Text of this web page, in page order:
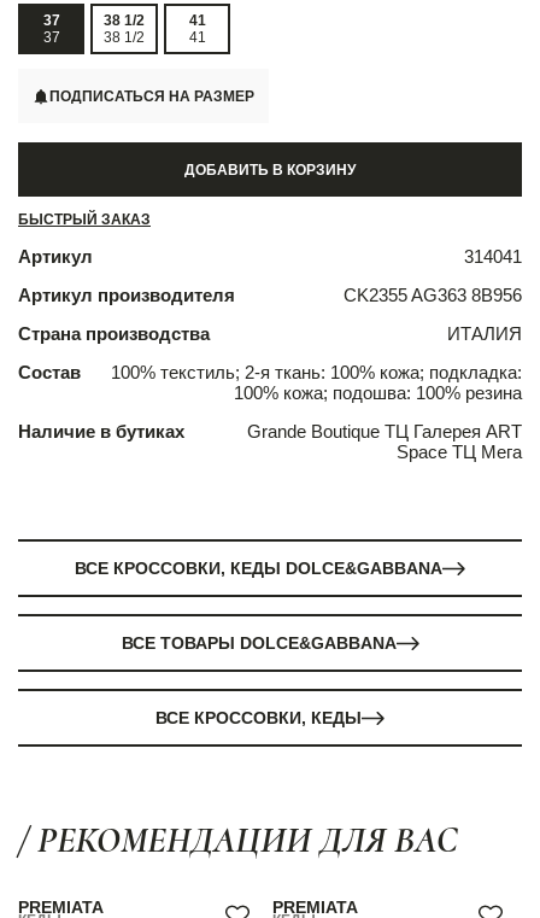
37
37
38 1/2
38 1/2
41
41
ПОДПИСАТЬСЯ НА РАЗМЕР
ДОБАВИТЬ В КОРЗИНУ
БЫСТРЫЙ ЗАКАЗ
Артикул
314041
Артикул производителя
CK2355 AG363 8B956
Страна производства
ИТАЛИЯ
Состав
100% текстиль; 2-я ткань: 100% кожа; подкладка:
100% кожа; подошва: 100% резина
Наличие в бутиках
Grande Boutique ТЦ Галерея ART
Space ТЦ Мега
ВСЕ КРОССОВКИ, КЕДЫ DOLCE&GABBANA
ВСЕ ТОВАРЫ DOLCE&GABBANA
ВСЕ КРОССОВКИ, КЕДЫ
/ РЕКОМЕНДАЦИИ ДЛЯ ВАС
PREMIATA PREMIATA